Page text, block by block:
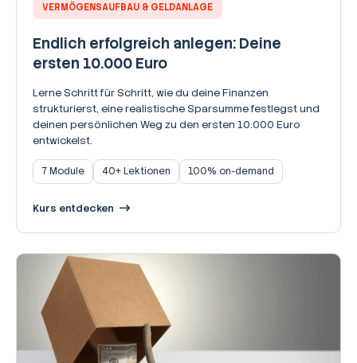
VERMÖGENSAUFBAU & GELDANLAGE
Endlich erfolgreich anlegen: Deine
ersten 10.000 Euro
Lerne Schritt für Schritt, wie du deine Finanzen
strukturierst, eine realistische Sparsumme festlegst und
deinen persönlichen Weg zu den ersten 10.000 Euro
entwickelst.
7 Module 40+ Lektionen 100% on-demand
Kurs entdecken